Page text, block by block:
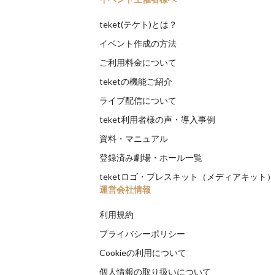
teket(テケト)とは？
イベント作成の方法
ご利用料金について
teketの機能ご紹介
ライブ配信について
teket利用者様の声・導入事例
資料・マニュアル
登録済み劇場・ホール一覧
teketロゴ・プレスキット（メディアキット）
運営会社情報
利用規約
プライバシーポリシー
Cookieの利用について
個人情報の取り扱いについて